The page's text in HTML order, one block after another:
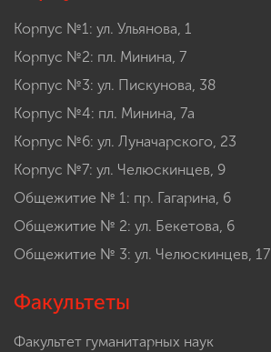
Корпус №1: ул. Ульянова, 1
Корпус №2: пл. Минина, 7
Корпус №3: ул. Пискунова, 38
Корпус №4: пл. Минина, 7а
Корпус №6: ул. Луначарского, 23
Корпус №7: ул. Челюскинцев, 9
Общежитие № 1: пр. Гагарина, 6
Общежитие № 2: ул. Бекетова, 6
Общежитие № 3: ул. Челюскинцев, 17
Факультеты
Факультет гуманитарных наук